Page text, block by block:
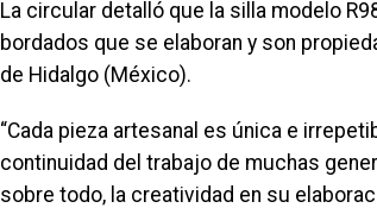
La circular detalló que la silla modelo
bordados que se elaboran y son
de Hidalgo (México).
“Cada pieza artesanal es única e
continuidad del trabajo de muchas
sobre todo, la creatividad en su